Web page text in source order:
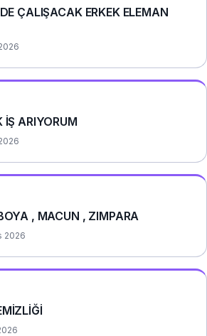
ÇALIŞACAK ERKEK ELEMAN
İŞ ARIYORUM
, MACUN , ZIMPARA
2026